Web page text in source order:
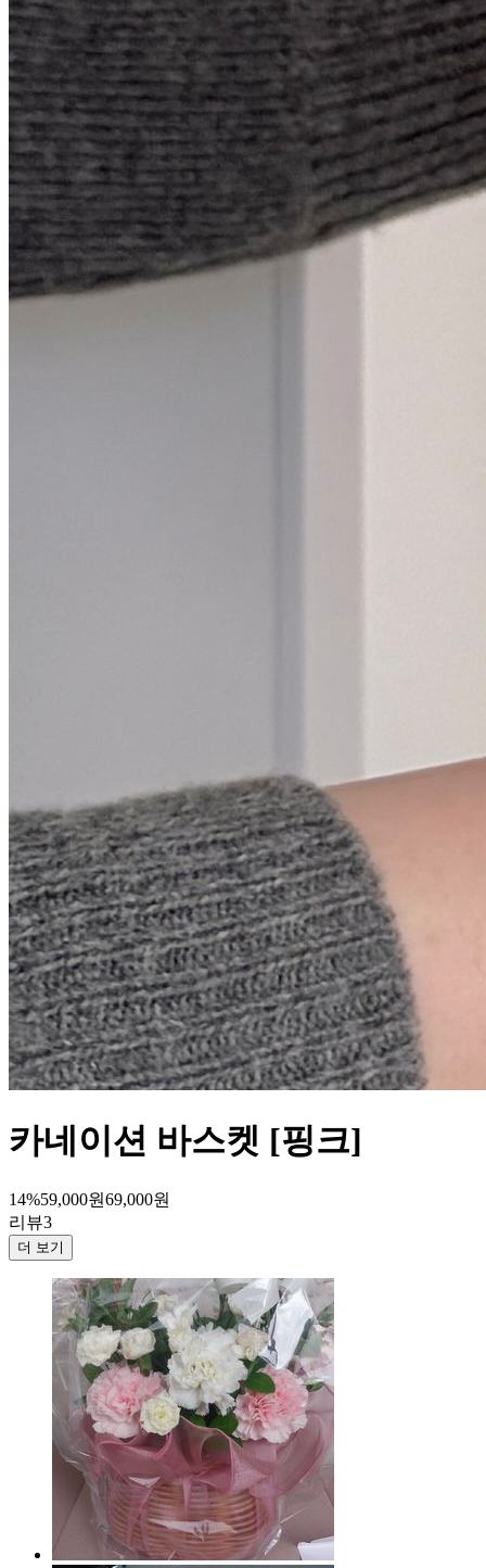
카네이션 바스켓 [핑크]
14%59,000원69,000원
리뷰3
더 보기